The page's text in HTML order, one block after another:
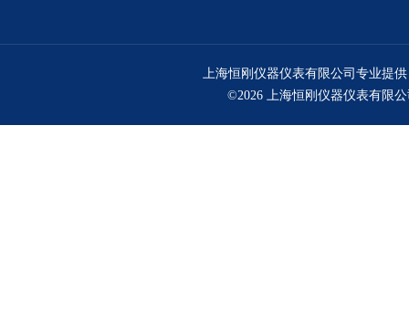
上海恒刚仪器仪表有限公司专业提
©2026 上海恒刚仪器仪表有限